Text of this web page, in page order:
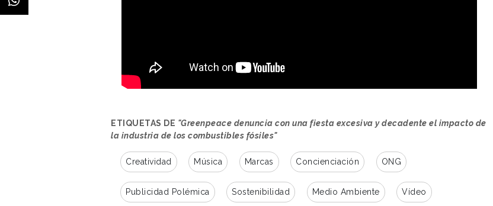
ETIQUETAS DE "Greenpeace denuncia con una fiesta excesiva y decadente el impacto de
la industria de los combustibles fósiles"
Creatividad Música Marcas Concienciación ONG
Publicidad Polémica Sostenibilidad Medio Ambiente Vídeo